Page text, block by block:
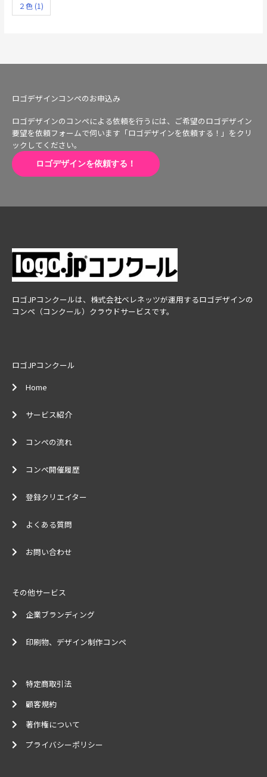
２色 (1)
ロゴデザインコンペのお申込み
ロゴデザインのコンペによる依頼を行うには、ご希望のロゴデザイン
要望を依頼フォームで伺います「ロゴデザインを依頼する！」をクリ
ックしてください。
ロゴデザインを依頼する！
ロゴJPコンクールは、株式会社ベレネッツが運用するロゴデザインの
コンペ（コンクール）クラウドサービスです。
ロゴJPコンクール
Home
サービス紹介
コンペの流れ
コンペ開催履歴
登録クリエイター
よくある質問
お問い合わせ
その他サービス
企業ブランディング
印刷物、デザイン制作コンペ
特定商取引法
顧客規約
著作権について
プライバシーポリシー